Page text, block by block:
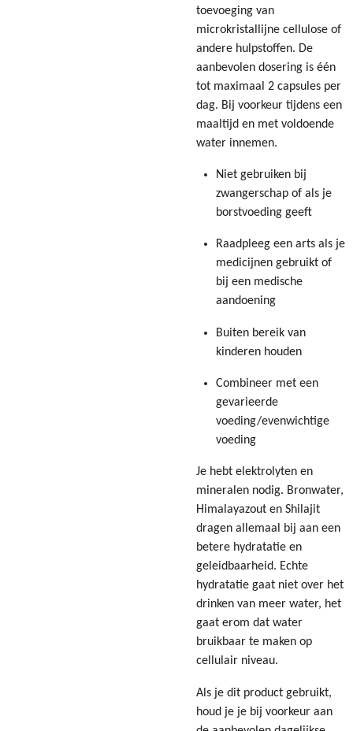
toevoeging van
microkristallijne cellulose of
andere hulpstoffen. De
aanbevolen dosering is één
tot maximaal 2 capsules per
dag. Bij voorkeur tijdens een
maaltijd en met voldoende
water innemen.
Niet gebruiken bij
zwangerschap of als je
borstvoeding geeft
Raadpleeg een arts als je
medicijnen gebruikt of
bij een medische
aandoening
Buiten bereik van
kinderen houden
Combineer met een
gevarieerde
voeding/evenwichtige
voeding
Je hebt elektrolyten en
mineralen nodig. Bronwater,
Himalayazout en Shilajit
dragen allemaal bij aan een
betere hydratatie en
geleidbaarheid. Echte
hydratatie gaat niet over het
drinken van meer water, het
gaat erom dat water
bruikbaar te maken op
cellulair niveau.
Als je dit product gebruikt,
houd je je bij voorkeur aan